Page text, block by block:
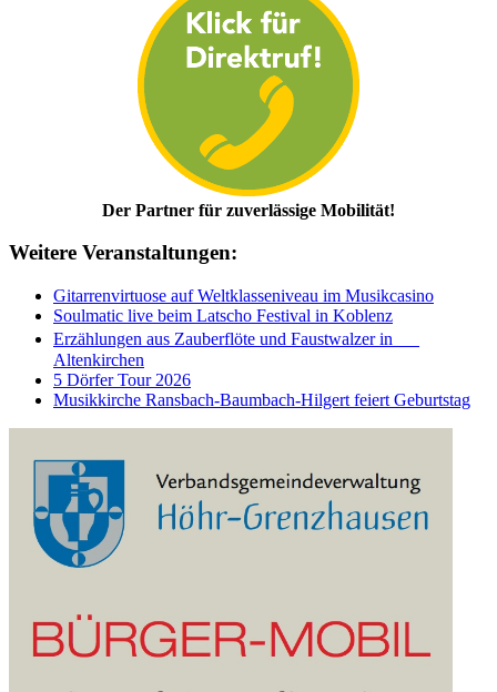
Der Partner für zuverlässige Mobilität!
Weitere Veranstaltungen:
Gitarrenvirtuose auf Weltklasseniveau im Musikcasino
Soulmatic live beim Latscho Festival in Koblenz
Erzählungen aus Zauberflöte und Faustwalzer in
Altenkirchen
5 Dörfer Tour 2026
Musikkirche Ransbach-Baumbach-Hilgert feiert Geburtstag